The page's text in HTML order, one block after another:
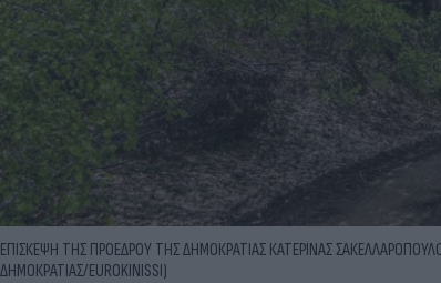
ΕΠΙΣΚΕΨΗ ΤΗΣ ΠΡΟΕΔΡΟΥ ΤΗΣ ΔΗΜΟΚΡΑΤΙΑΣ ΚΑΤΕΡΙΝΑΣ
ΔΗΜΟΚΡΑΤΙΑΣ/EUROKINISSI)